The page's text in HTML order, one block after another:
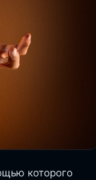
которого